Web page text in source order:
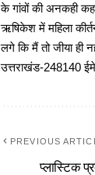
के गांवों की अनकही
ऋषिकेश में महिला
लगे कि मैं तो जीया ही
उत्तराखंड-248140
PREVIOUS
प्लास्टिक